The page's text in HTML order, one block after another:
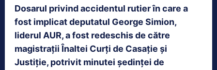
Dosarul privind accidentul rutier în care a
fost implicat deputatul George Simion,
liderul AUR, a fost redeschis de către
magistrații Înaltei Curți de Casație și
Justiție, potrivit minutei ședinței de